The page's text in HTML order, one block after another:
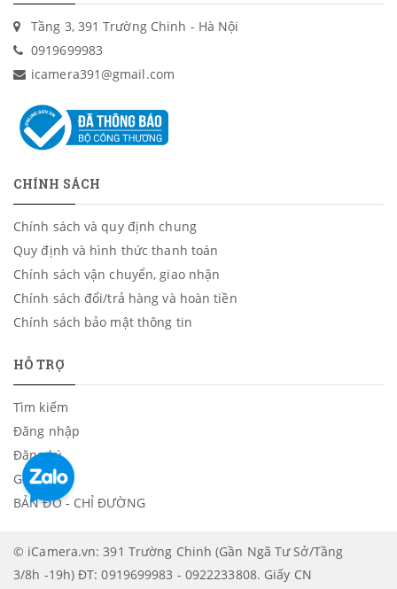
Tầng 3, 391 Trường Chinh - Hà Nội
0919699983
icamera391@gmail.com
CHÍNH SÁCH
Chính sách và quy định chung
Quy định và hình thức thanh toán
Chính sách vận chuyển, giao nhận
Chính sách đổi/trả hàng và hoàn tiền
Chính sách bảo mật thông tin
HỖ TRỢ
Tìm kiếm
Đăng nhập
Đăng ký
Giỏ hàng
BẢN ĐỒ - CHỈ ĐƯỜNG
© iCamera.vn: 391 Trường Chinh (Gần Ngã Tư Sở/Tầng
3/8h -19h) ĐT: 0919699983 - 0922233808. Giấy CN